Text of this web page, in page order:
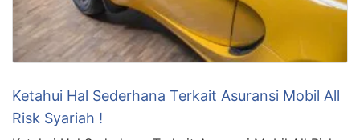
Ketahui Hal Sederhana Terkait Asuransi Mobil All
Risk Syariah !